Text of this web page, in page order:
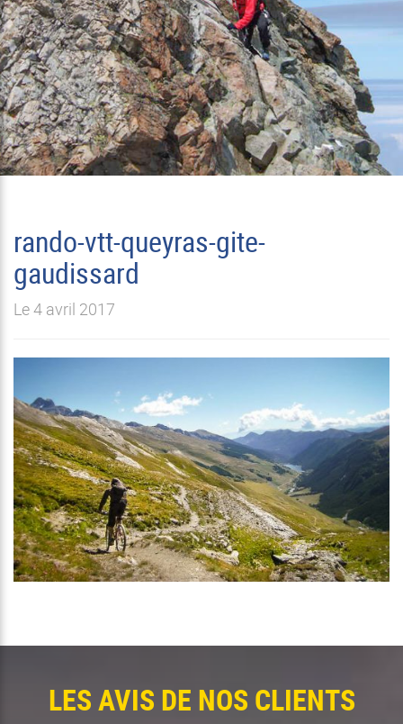
rando-vtt-queyras-gite-
gaudissard
Le 4 avril 2017
LES AVIS DE NOS CLIENTS